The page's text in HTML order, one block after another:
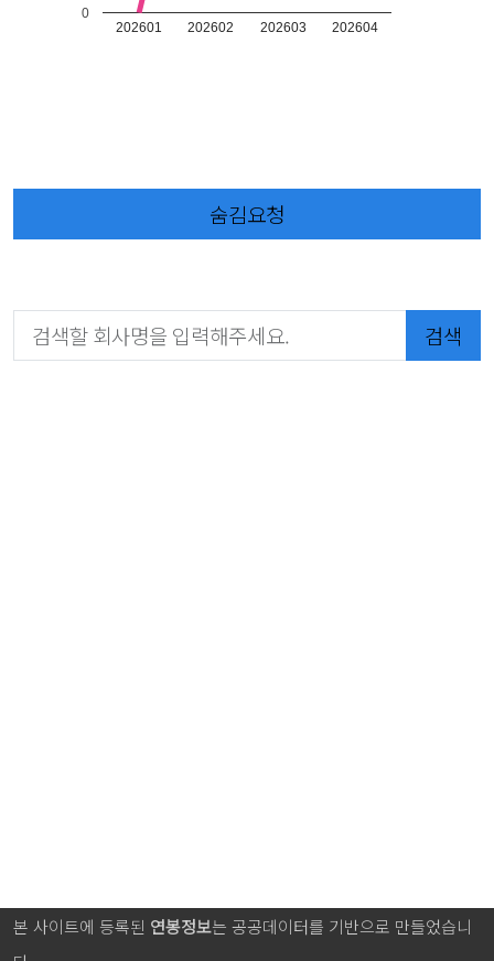
202601 202602 202603 202604
0
숨김요청
검색
본 사이트에 등록된 연봉정보는 공공데이터를 기반으로 만들었습니